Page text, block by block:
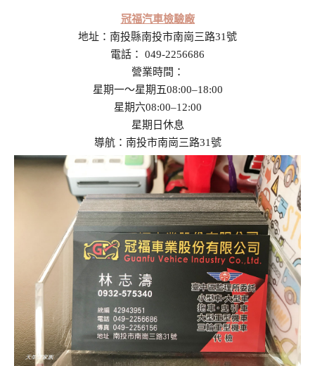
冠福汽車檢驗廠
地址：南投縣南投市南崗三路31號
電話： 049-2256686
營業時間：
星期一～星期五08:00–18:00
星期六08:00–12:00
星期日休息
導航：南投市南崗三路31號